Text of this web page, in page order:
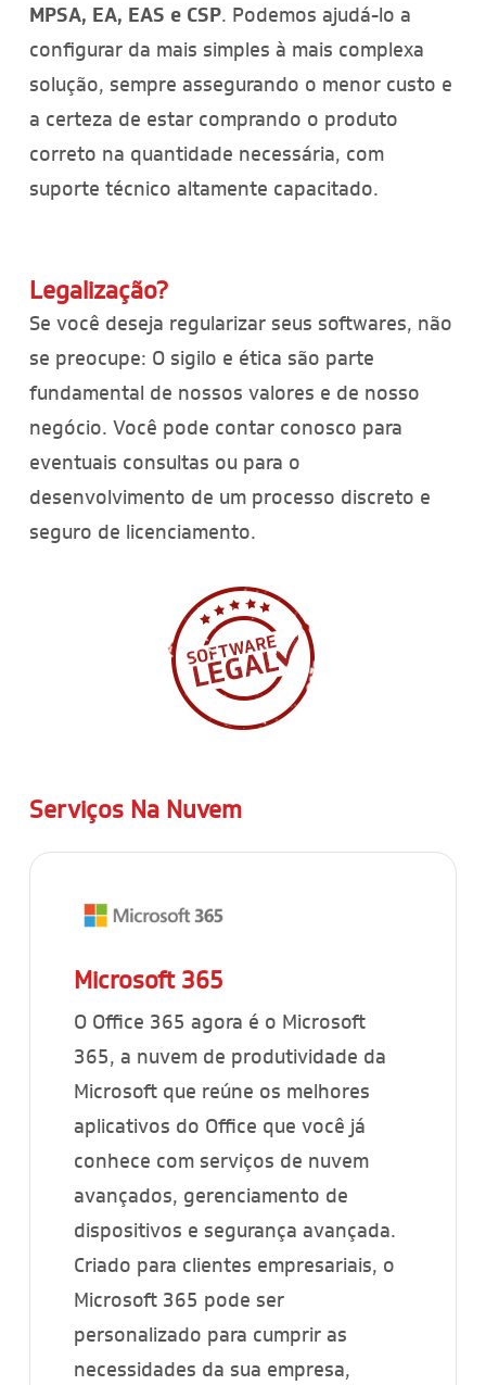
MPSA, EA, EAS e CSP. Podemos ajudá-lo a
configurar da mais simples à mais complexa
solução, sempre assegurando o menor custo e
a certeza de estar comprando o produto
correto na quantidade necessária, com
suporte técnico altamente capacitado.
Legalização?
Se você deseja regularizar seus softwares, não
se preocupe: O sigilo e ética são parte
fundamental de nossos valores e de nosso
negócio. Você pode contar conosco para
eventuais consultas ou para o
desenvolvimento de um processo discreto e
seguro de licenciamento.
Serviços Na Nuvem
Microsoft 365
O Office 365 agora é o Microsoft
365, a nuvem de produtividade da
Microsoft que reúne os melhores
aplicativos do Office que você já
conhece com serviços de nuvem
avançados, gerenciamento de
dispositivos e segurança avançada.
Criado para clientes empresariais, o
Microsoft 365 pode ser
personalizado para cumprir as
necessidades da sua empresa,